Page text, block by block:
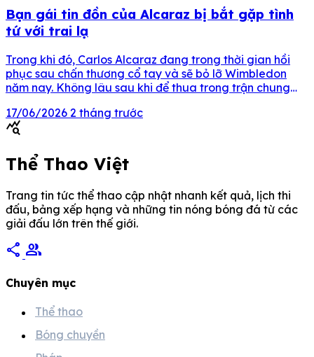
Bạn gái tin đồn của Alcaraz bị bắt gặp tình
tứ với trai lạ
Trong khi đó, Carlos Alcaraz đang trong thời gian hồi
phục sau chấn thương cổ tay và sẽ bỏ lỡ Wimbledon
năm nay. Không lâu sau khi để thua trong trận chung
người tình tin đồn của Carlos Alcaraz – đã xuất hiện với
tâm trạng thoải mái […]
17/06/2026 2 tháng trước
query_stats
Thể Thao Việt
Trang tin tức thể thao cập nhật nhanh kết quả, lịch thi
đấu, bảng xếp hạng và những tin nóng bóng đá từ các
giải đấu lớn trên thế giới.
share group
Chuyên mục
Thể thao
Bóng chuyền